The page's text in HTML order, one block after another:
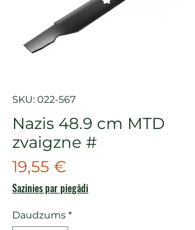
SKU: 022-567
Nazis 48.9 cm MTD
zvaigzne #
19,55 €
Sazinies par piegādi
Daudzums *